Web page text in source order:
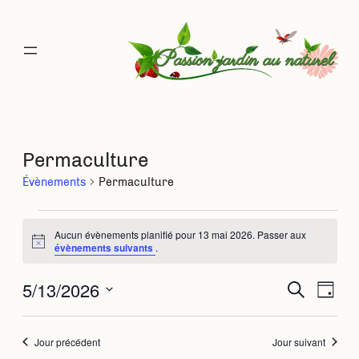
Permaculture
Évènements Permaculture
Évènements
13
mai
Notice
Aucun évènements planifié pour 13 mai 2026. Passer aux
évènements suivants .
et
Recherche
de
Jour
5/13/2026
date.
Jour précédent Jour suivant